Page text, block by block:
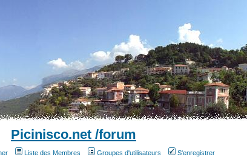
Picinisco.net /forum
Liste des Membres Groupes d'utilisateurs
S'enregistrer